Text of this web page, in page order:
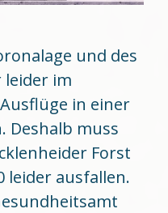
und des
leider im
in einer
Deshalb muss
Forst
leider ausfallen.